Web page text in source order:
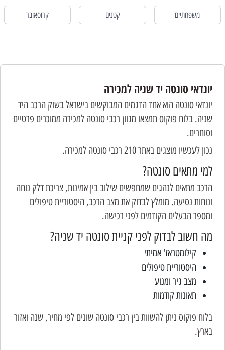
משפחתיים קטנים קרוסאובר
יונדאי סונטה יד שניה למכירה
יונדאי סונטה הוא אחד הדגמים המבוקשים בישראל בשוק הרכב היד
שניה. בלוח פוקוס תמצאו מגוון רכבי סונטה למכירה ממוכרים פרטיים
וסוחרים.
נכון לעכשיו מוצגים באתר 210 רכבי סונטה למכירה.
למי מתאים סונטה?
הרכב מתאים לנהגים שמחפשים שילוב בין אמינות, צריכת דלק נוחה
ונוחות נסיעה. מומלץ לבדוק את מצב הרכב, היסטוריית טיפולים
ומספר הבעלים הקודמים לפני רכישה.
מה חשוב לבדוק לפני קניית סונטה יד שניה?
קילומטראז' אמיתי
היסטוריית טיפולים
מצב גיר ומנוע
תאונות קודמות
בלוח פוקוס ניתן להשוות בין רכבי סונטה שונים לפי מחיר, שנה ואזור
בארץ.